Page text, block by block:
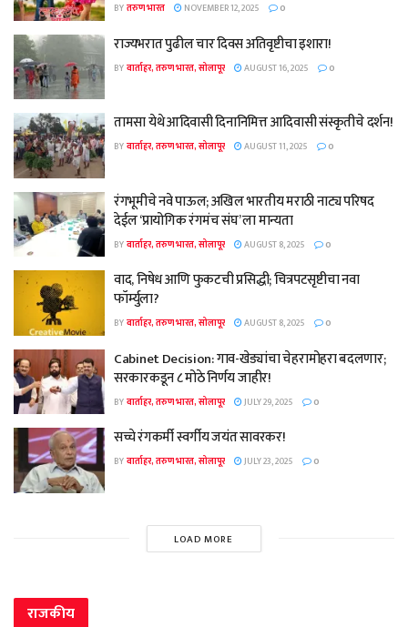
BYतरुण भारत NOVEMBER 12, 2025 0
राज्यभरात पुढील चार दिवस अतिवृष्टीचा इशारा!
BYवार्ताहर, तरुण भारत, सोलापूर AUGUST 16, 2025 0
तामसा येथे आदिवासी दिनानिमित्त आदिवासी संस्कृतीचे दर्शन!
BYवार्ताहर, तरुण भारत, सोलापूर AUGUST 11, 2025 0
रंगभूमीचे नवे पाऊल; अखिल भारतीय मराठी नाट्य परिषद
देईल ‘प्रायोगिक रंगमंच संघ’ ला मान्यता
BYवार्ताहर, तरुण भारत, सोलापूर AUGUST 8, 2025 0
वाद, निषेध आणि फुकटची प्रसिद्धी; चित्रपटसृष्टीचा नवा
फॉर्म्युला?
BYवार्ताहर, तरुण भारत, सोलापूर AUGUST 8, 2025 0
Cabinet Decision: गाव-खेड्यांचा चेहरामोहरा बदलणार;
सरकारकडून ८ मोठे निर्णय जाहीर!
BYवार्ताहर, तरुण भारत, सोलापूर JULY 29, 2025 0
सच्चे रंगकर्मी स्वर्गीय जयंत सावरकर!
BYवार्ताहर, तरुण भारत, सोलापूर JULY 23, 2025 0
LOAD MORE
राजकीय